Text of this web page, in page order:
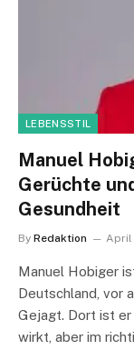
LEBENSSTIL
Manuel
Gerüchte
Gesundheit
By Redaktion April
Manuel Hobiger
Deutschland, vor
Gejagt. Dort ist er
wirkt, aber im